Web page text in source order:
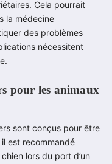
Cela pourrait
la médecine
des problèmes
nécessitent
pour les animaux
sont conçus pour être
est recommandé
lors du port d’un